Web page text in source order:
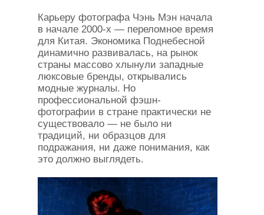
Карьеру фотографа Чэнь Мэн начала
в начале 2000-х — переломное время
для Китая. Экономика Поднебесной
динамично развивалась, на рынок
страны массово хлынули западные
люксовые бренды, открывались
модные журналы. Но
профессиональной фэшн-
фотографии в стране практически не
существовало — не было ни
традиций, ни образцов для
подражания, ни даже понимания, как
это должно выглядеть.